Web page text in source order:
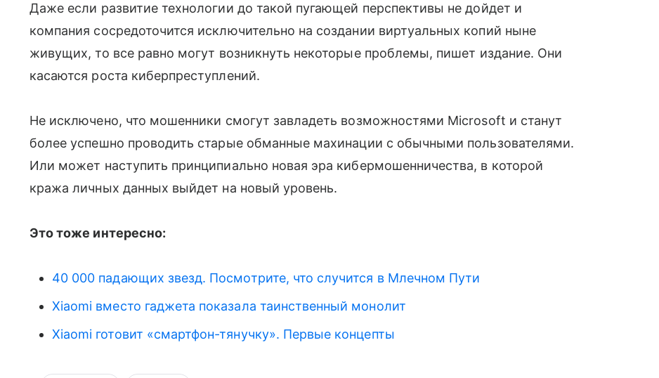
Даже если развитие технологии до такой пугающей перспективы не дойдет и
компания сосредоточится исключительно на создании виртуальных копий ныне
живущих, то все равно могут возникнуть некоторые проблемы, пишет издание. Они
касаются роста киберпреступлений.
Не исключено, что мошенники смогут завладеть возможностями Microsoft и станут
более успешно проводить старые обманные махинации с обычными пользователями.
Или может наступить принципиально новая эра кибермошенничества, в которой
кража личных данных выйдет на новый уровень.
Это тоже интересно:
40 000 падающих звезд. Посмотрите, что случится в Млечном Пути
Xiaomi вместо гаджета показала таинственный монолит
Xiaomi готовит «смартфон-тянучку». Первые концепты